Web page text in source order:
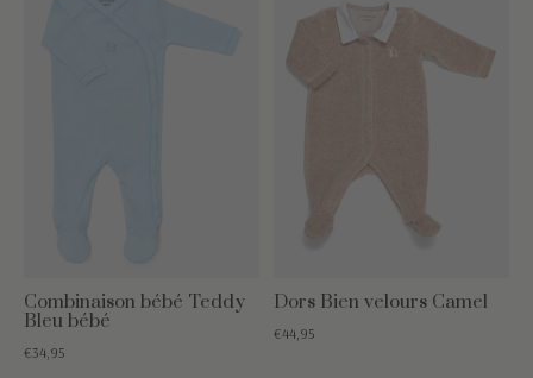
Combinaison bébé Teddy
Bleu bébé
€34,95
Dors Bien velours Camel
€44,95